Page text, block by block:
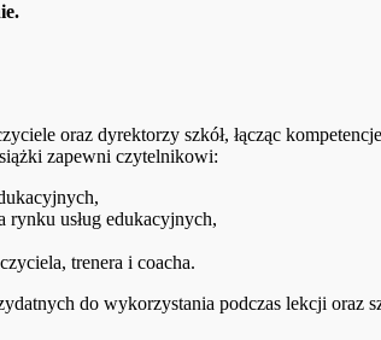
oraz dyrektorzy szkół, łącząc
zapewni czytelnikowi:
usług edukacyjnych,
trenera i coacha.
do wykorzystania podczas lekcji oraz